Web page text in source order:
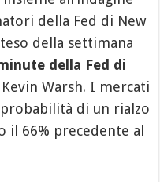
della Fed di New
della settimana
della Fed di
Warsh. I mercati
di un rialzo
il 66% precedente al